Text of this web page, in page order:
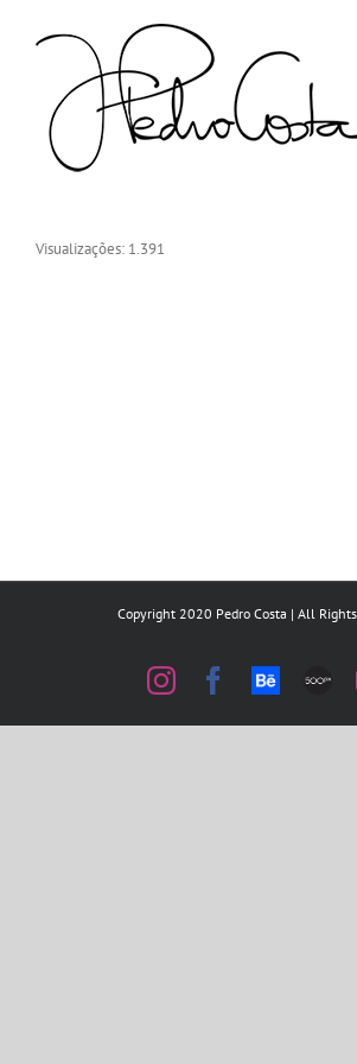
Visualizações: 1.391
Copyright 2020 Pedro Costa | All Rights
InstagramFacebook
Behance